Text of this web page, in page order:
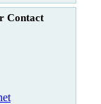
Contact